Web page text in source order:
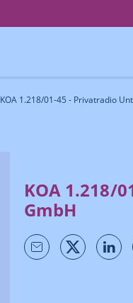
KOA 1.218/01-45 - Privatradio
KOA 1.218/
GmbH